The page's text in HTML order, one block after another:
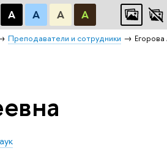
А А А А
Преподаватели и сотрудники